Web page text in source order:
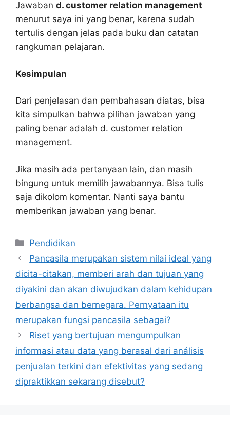
Jawaban d. customer relation management
menurut saya ini yang benar, karena sudah
tertulis dengan jelas pada buku dan catatan
rangkuman pelajaran.
Kesimpulan
Dari penjelasan dan pembahasan diatas, bisa
kita simpulkan bahwa pilihan jawaban yang
paling benar adalah d. customer relation
management.
Jika masih ada pertanyaan lain, dan masih
bingung untuk memilih jawabannya. Bisa tulis
saja dikolom komentar. Nanti saya bantu
memberikan jawaban yang benar.
Kategori
Pendidikan
Pancasila merupakan sistem nilai ideal yang
dicita-citakan, memberi arah dan tujuan yang
diyakini dan akan diwujudkan dalam kehidupan
berbangsa dan bernegara. Pernyataan itu
merupakan fungsi pancasila sebagai?
Riset yang bertujuan mengumpulkan
informasi atau data yang berasal dari análisis
penjualan terkini dan efektivitas yang sedang
dipraktikkan sekarang disebut?